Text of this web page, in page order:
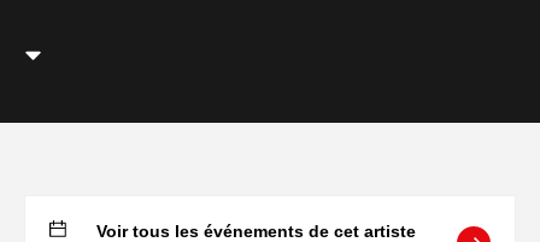
Voir tous les événements de cet artiste